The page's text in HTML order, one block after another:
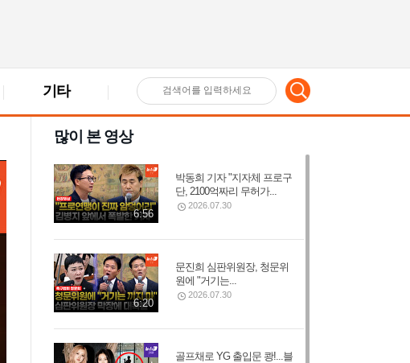
기타 검
어
입
력
많이 본 영상
6:56
박동희 기자 "지자체 프로구
단, 2100억짜리 무허가...
2026.07.30
6:20
문진희 심판위원장, 청문위
원에 "거기는...
2026.07.30
골프채로 YG 출입문 쾅!...블